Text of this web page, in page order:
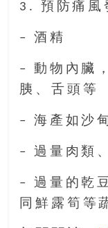
3. 預防痛風
– 酒精
– 動物內臟
胰、舌頭等
– 海產如沙
– 過量肉類
– 過量的乾
同鮮露筍等